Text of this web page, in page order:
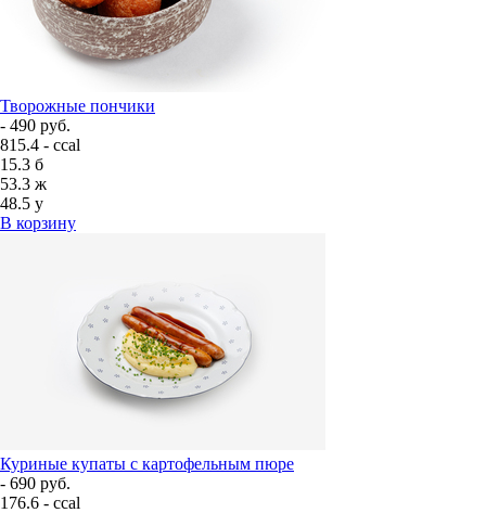
Творожные пончики
- 490 руб.
815.4 - ccal
15.3 б
53.3 ж
48.5 у
В корзину
Куриные купаты с картофельным пюре
- 690 руб.
176.6 - ccal